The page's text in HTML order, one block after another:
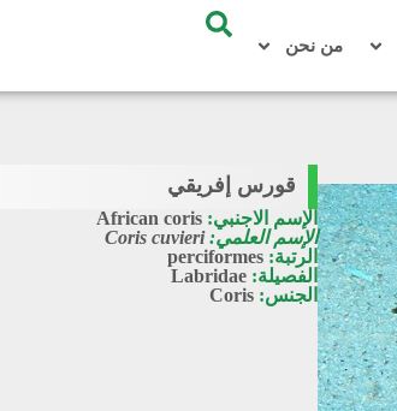
من نحن
قورس إفريقي
الإسم الاجنبي: African coris
الإسم العلمي:Coris cuvieri
الرتبة: perciformes
الفصيلة: Labridae
الجنس: Coris